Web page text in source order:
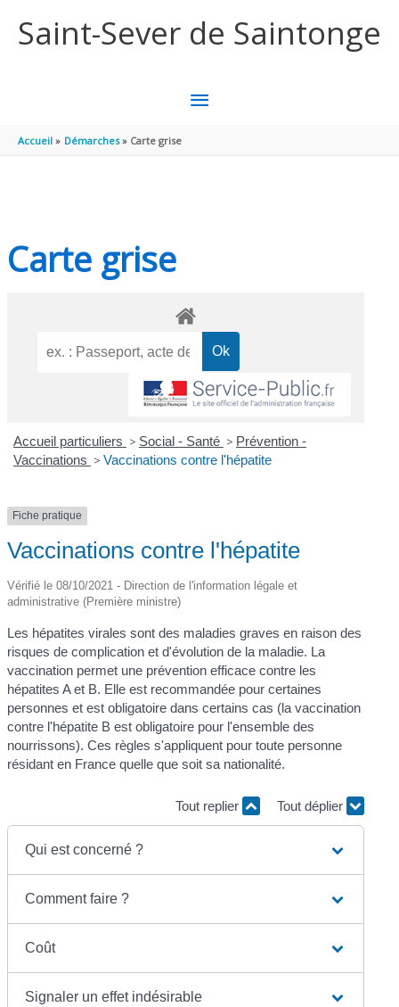
Saint-Sever de Saintonge
MENU
Accueil Démarches Carte grise
Carte grise
Accueil particuliers > Social - Santé > Prévention -
Vaccinations > Vaccinations contre l'hépatite
Fiche pratique
Vaccinations contre l'hépatite
Vérifié le 08/10/2021 - Direction de l'information légale et
administrative (Première ministre)
Les hépatites virales sont des maladies graves en raison des
risques de complication et d'évolution de la maladie. La
vaccination permet une prévention efficace contre les
hépatites A et B. Elle est recommandée pour certaines
personnes et est obligatoire dans certains cas (la vaccination
contre l'hépatite B est obligatoire pour l'ensemble des
nourrissons). Ces règles s'appliquent pour toute personne
résidant en France quelle que soit sa nationalité.
Tout replier Tout déplier
Qui est concerné ?
Comment faire ?
Coût
Signaler un effet indésirable